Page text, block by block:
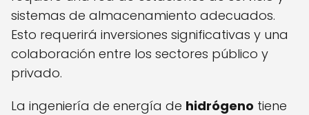
sistemas de almacenamiento adecuados.
Esto requerirá inversiones significativas y una
colaboración entre los sectores público y
privado.
La ingeniería de energía de hidrógeno tiene